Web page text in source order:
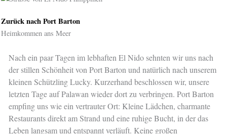
Zurück nach Port Barton
Heimkommen ans Meer
Nach ein paar Tagen im lebhaften El Nido sehnten wir uns nach
der stillen Schönheit von Port Barton und natürlich nach unserem
kleinen Schützling Lucky. Kurzerhand beschlossen wir, unsere
letzten Tage auf Palawan wieder dort zu verbringen. Port Barton
empfing uns wie ein vertrauter Ort: Kleine Lädchen, charmante
Restaurants direkt am Strand und eine ruhige Bucht, in der das
Leben langsam und entspannt verläuft. Keine großen